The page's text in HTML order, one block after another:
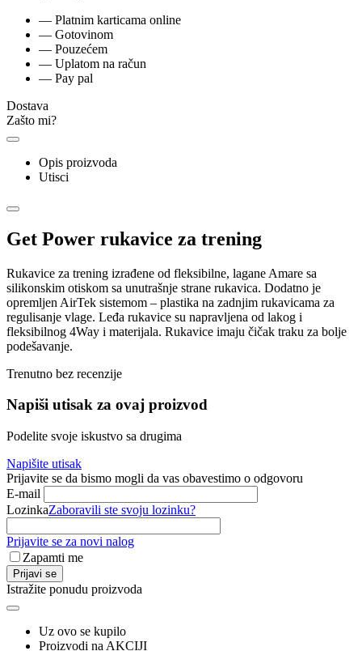
— Platnim karticama online
— Gotovinom
— Pouzećem
— Uplatom na račun
— Pay pal
Dostava
Zašto mi?
Opis proizvoda
Utisci
Get Power rukavice za trening
Rukavice za trening izrađene od fleksibilne, lagane Amare sa
silikonskim otiskom sa unutrašnje strane rukavica. Dodatno je
opremljen AirTek sistemom – plastika na zadnjim rukavicama za
regulisanje vlage. Leđa rukavice su napravljena od lakog i
fleksibilnog 4Way i materijala. Rukavice imaju čičak traku za bolje
podešavanje.
Trenutno bez recenzije
Napiši utisak za ovaj proizvod
Podelite svoje iskustvo sa drugima
Napišite utisak
Prijavite se da bismo mogli da vas obavestimo o odgovoru
E-mail
LozinkaZaboravili ste svoju lozinku?
Prijavite se za novi nalog
Zapamti me
Prijavi se
Istražite ponudu proizvoda
Uz ovo se kupilo
Proizvodi na AKCIJI